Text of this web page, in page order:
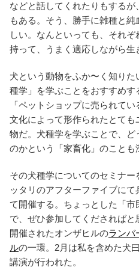
などと話してくれたりもする
もある。そう、勝手に雑種と
しい。なんといっても、それ
持って、うまく適応しながら生
犬という動物をふか〜く知り
種学」を学ぶことをおすすめす
「ペットショップに売られて
文化によって形作られたとて
物だ。犬種学を学ぶことで、
のかという「家畜化」のことも
その犬種学についてのセミナ
ッタリのアフターファイブに
て開催する。ちょっとした「市
で、ぜひ参加してくだされば
開催されたオンザヒルのランバ
ルの一環。2月は私を含めた犬
講演が行われた。